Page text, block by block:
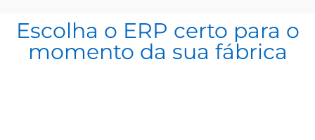
Escolha o ERP certo para o
momento da sua fábrica